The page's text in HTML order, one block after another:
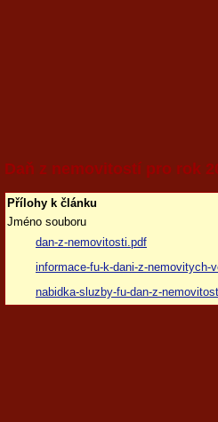
Daň z nemovitostí pro rok
Přílohy k článku
Jméno souboru
dan-z-nemovitosti.pdf
informace-fu-k-dani-z-nemovitych-
nabidka-sluzby-fu-dan-z-